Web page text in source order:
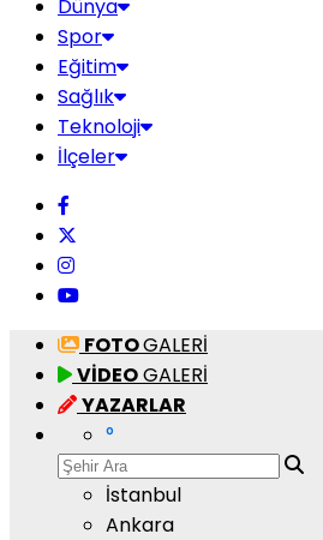
Dünya
Spor
Eğitim
Sağlık
Teknoloji
İlçeler
FOTOGALERİ
VİDEOGALERİ
YAZARLAR
°
İstanbul
Ankara